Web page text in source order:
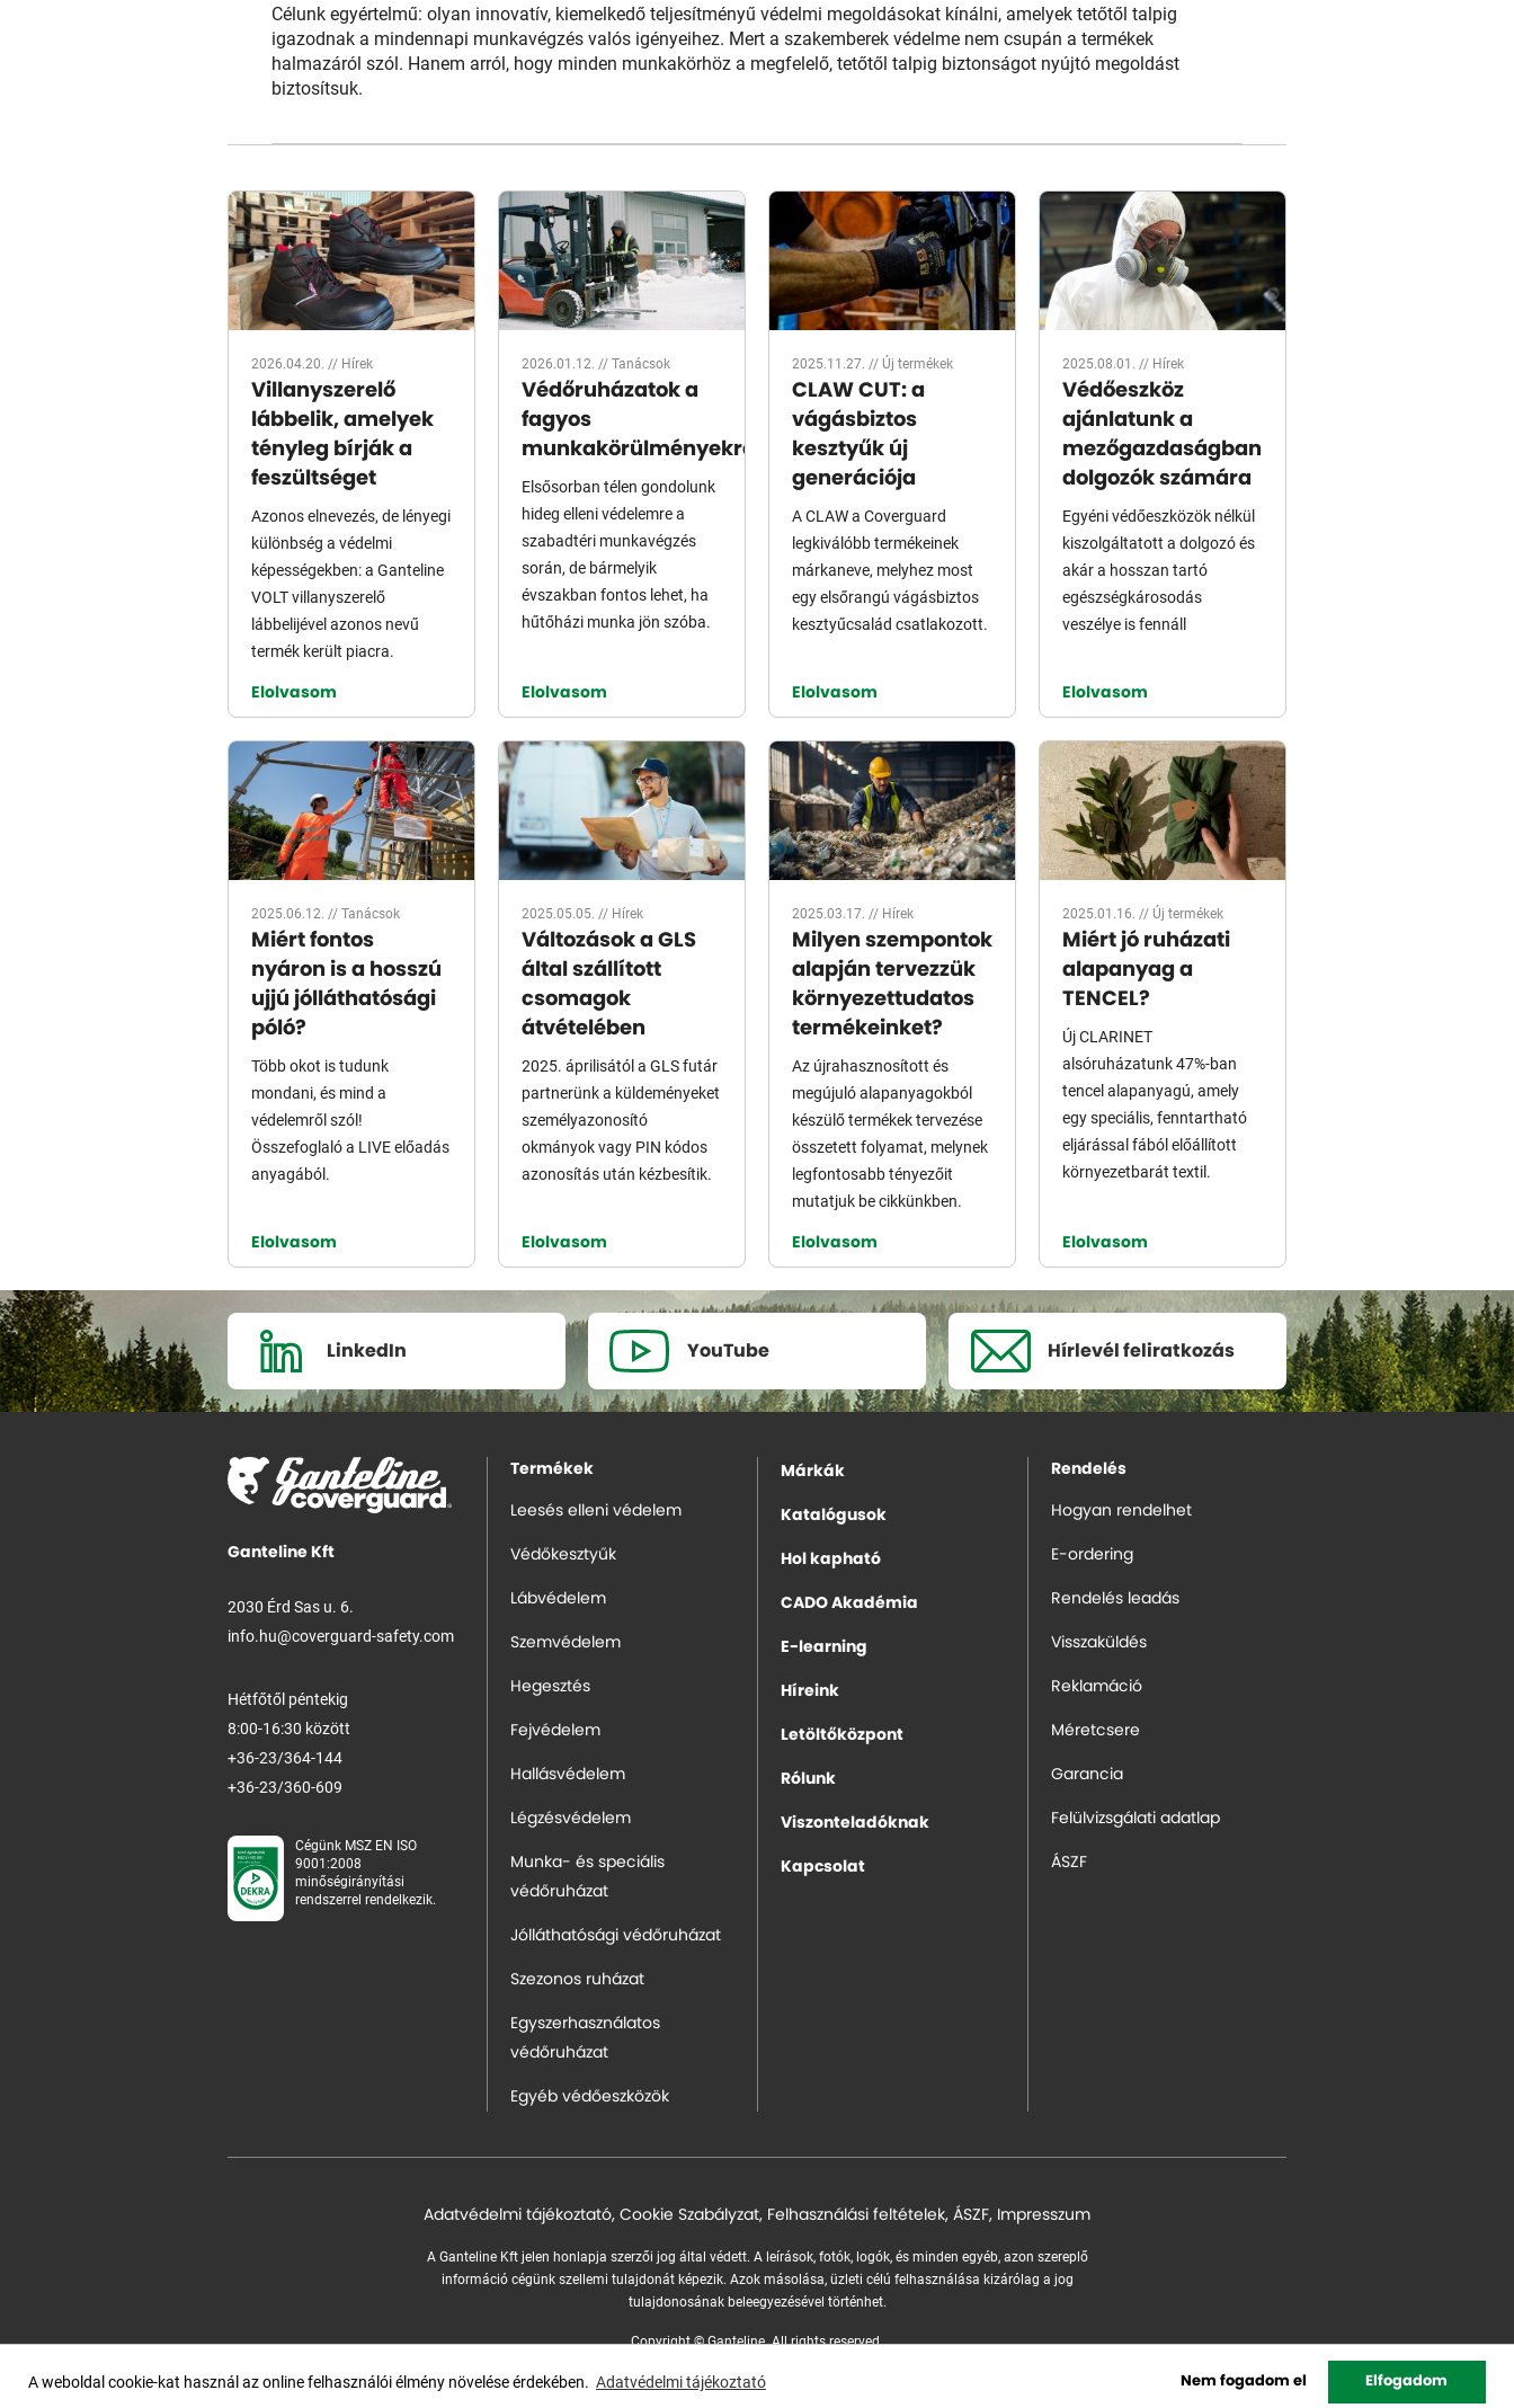
A weboldal cookie-kat használ az online felhasználói élmény növelése érdekében. Adatvédelmi tájékoztató Nem fogadom el Elfogadom
Célunk egyértelmű: olyan innovatív, kiemelkedő teljesítményű védelmi megoldásokat kínálni, amelyek tetőtől talpig
igazodnak a mindennapi munkavégzés valós igényeihez. Mert a szakemberek védelme nem csupán a termékek
halmazáról szól. Hanem arról, hogy minden munkakörhöz a megfelelő, tetőtől talpig biztonságot nyújtó megoldást
biztosítsuk.
2026.04.20. // Hírek
Villanyszerelő
lábbelik, amelyek
tényleg bírják a
feszültséget
Azonos elnevezés, de lényegi
különbség a védelmi
képességekben: a Ganteline
VOLT villanyszerelő
lábbelijével azonos nevű
termék került piacra.
Elolvasom
2026.01.12. //Tanácsok
Védőruházatok a
fagyos
munkakörülményekre
Elsősorban télen gondolunk
hideg elleni védelemre a
szabadtéri munkavégzés
során, de bármelyik
évszakban fontos lehet, ha
hűtőházi munka jön szóba.
Elolvasom
2025.11.27. // Új termékek
CLAW CUT: a
vágásbiztos
kesztyűk új
generációja
A CLAW a Coverguard
legkiválóbb termékeinek
márkaneve, melyhez most
egy elsőrangú vágásbiztos
kesztyűcsalád csatlakozott.
Elolvasom
2025.08.01. // Hírek
Védőeszköz
ajánlatunk a
mezőgazdaságban
dolgozók számára
Egyéni védőeszközök nélkül
kiszolgáltatott a dolgozó és
akár a hosszan tartó
egészségkárosodás
veszélye is fennáll
Elolvasom
2025.06.12. //Tanácsok
Miért fontos
nyáron is a hosszú
ujjú jólláthatósági
póló?
Több okot is tudunk
mondani, és mind a
védelemről szól!
Összefoglaló a LIVE előadás
anyagából.
Elolvasom
2025.05.05. // Hírek
Változások a GLS
által szállított
csomagok
átvételében
2025. áprilisától a GLS futár
partnerünk a küldeményeket
személyazonosító
okmányok vagy PIN kódos
azonosítás után kézbesítik.
Elolvasom
2025.03.17. // Hírek
Milyen szempontok
alapján tervezzük
környezettudatos
termékeinket?
Az újrahasznosított és
megújuló alapanyagokból
készülő termékek tervezése
összetett folyamat, melynek
legfontosabb tényezőit
mutatjuk be cikkünkben.
Elolvasom
2025.01.16. // Új termékek
Miért jó ruházati
alapanyag a
TENCEL?
Új CLARINET
alsóruházatunk 47%-ban
tencel alapanyagú, amely
egy speciális, fenntartható
eljárással fából előállított
környezetbarát textil.
Elolvasom
LinkedIn YouTube Hírlevél feliratkozás
Ganteline Kft
2030 Érd Sas u. 6.
info.hu@coverguard-safety.com
Hétfőtől péntekig
8:00-16:30 között
+36-23/364-144
+36-23/360-609
Cégünk MSZ EN ISO
9001:2008
minőségirányítási
rendszerrel rendelkezik.
Termékek
Leesés elleni védelem
Védőkesztyűk
Lábvédelem
Szemvédelem
Hegesztés
Fejvédelem
Hallásvédelem
Légzésvédelem
Munka- és speciális
védőruházat
Jólláthatósági védőruházat
Szezonos ruházat
Egyszerhasználatos
védőruházat
Egyéb védőeszközök
Márkák
Katalógusok
Hol kapható
CADO Akadémia
E-learning
Híreink
Letöltőközpont
Rólunk
Viszonteladóknak
Kapcsolat
Rendelés
Hogyan rendelhet
E-ordering
Rendelés leadás
Visszaküldés
Reklamáció
Méretcsere
Garancia
Felülvizsgálati adatlap
ÁSZF
Adatvédelmi tájékoztató, Cookie Szabályzat, Felhasználási feltételek, ÁSZF, Impresszum
A Ganteline Kft jelen honlapja szerzői jog által védett. A leírások, fotók, logók, és minden egyéb, azon szereplő
információ cégünk szellemi tulajdonát képezik. Azok másolása, üzleti célú felhasználása kizárólag a jog
tulajdonosának beleegyezésével történhet.
Copyright © Ganteline. All rights reserved.